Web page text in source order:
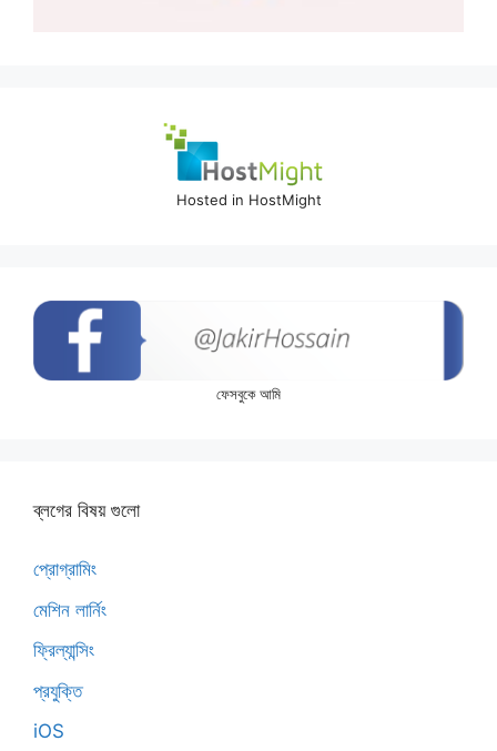
Hosted in HostMight
ফেসবুকে আমি
ব্লগের বিষয় গুলো
প্রোগ্রামিং
মেশিন লার্নিং
ফ্রিল্যান্সিং
প্রযুক্তি
iOS